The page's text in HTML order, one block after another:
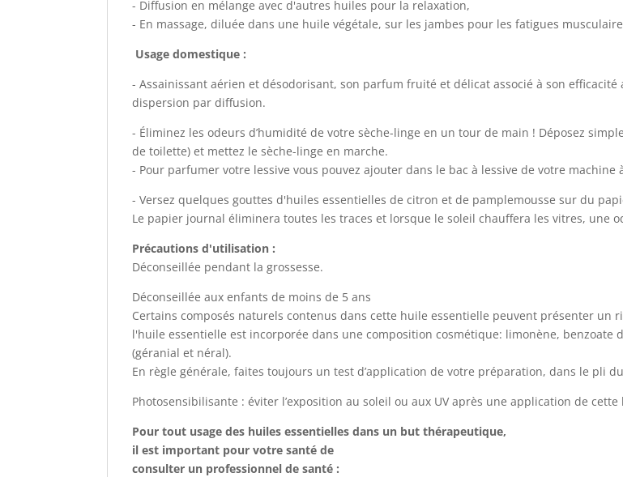
- Diffusion en mélange avec d'autres huiles pour la relaxation,
- En massage, diluée dans une huile végétale, sur les jambes pour les fatigues
Usage domestique :
- Assainissant aérien et désodorisant, son parfum fruité et délicat associé à son
dispersion par diffusion.
- Éliminez les odeurs d’humidité de votre sèche-linge en un tour de main ! Déposez
de toilette) et mettez le sèche-linge en marche.
- Pour parfumer votre lessive vous pouvez ajouter dans le bac à lessive de votre
- Versez quelques gouttes d'huiles essentielles de citron et de pamplemousse sur du
Le papier journal éliminera toutes les traces et lorsque le soleil chauffera les vitres, une
Précautions d'utilisation :
Déconseillée pendant la grossesse.
Déconseillée aux enfants de moins de 5 ans
Certains composés naturels contenus dans cette huile essentielle peuvent présenter un
l'huile essentielle est incorporée dans une composition cosmétique: limonène,
(géranial et néral).
En règle générale, faites toujours un test d’application de votre préparation, dans le pli
Photosensibilisante : éviter l’exposition au soleil ou aux UV après une application de cette
Pour tout usage des huiles essentielles dans un but thérapeutique,
il est important pour votre santé de
consulter un professionnel de santé :